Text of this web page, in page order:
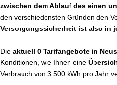
zwischen dem Ablauf des einen
den verschiedensten Gründen den
Versorgungssicherheit ist also in
Die aktuell 0 Tarifangebote in
Konditionen, wie Ihnen eine
Verbrauch von 3.500 kWh pro Jahr